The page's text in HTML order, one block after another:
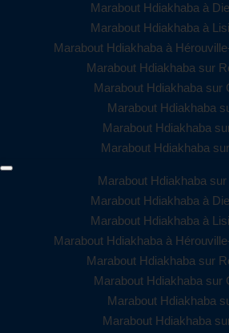
Marabout Hdiakhaba à
Marabout Hdiakhaba à
Marabout Hdiakhaba à
Marabout Hdiakhaba sur
Marabout Hdiakhaba sur
Marabout Hdiakhaba
Marabout Hdiakhaba
Marabout Hdiakhaba
Marabout Hdiakhaba
Marabout Hdiakhaba à
Marabout Hdiakhaba à
Marabout Hdiakhaba à
Marabout Hdiakhaba sur
Marabout Hdiakhaba sur
Marabout Hdiakhaba
Marabout Hdiakhaba